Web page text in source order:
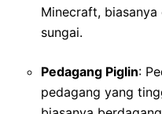
Minecraft,
sungai.
Pedagang Piglin:
pedagang yang